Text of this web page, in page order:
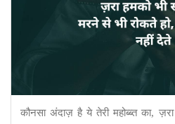
कौनसा अंदाज़ है ये तेरी महोब्ब्त का,